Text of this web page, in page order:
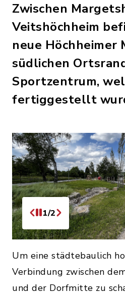
Zwischen
Veitshöchheim
neue Höchheimer
südlichen
Sportzentrum,
fertiggestellt
1/2
Um eine städtebaulich
Verbindung zwischen
und der Dorfmitte zu